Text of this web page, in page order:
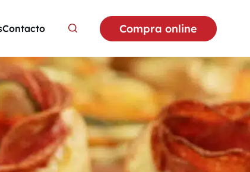
Contacto Compra online